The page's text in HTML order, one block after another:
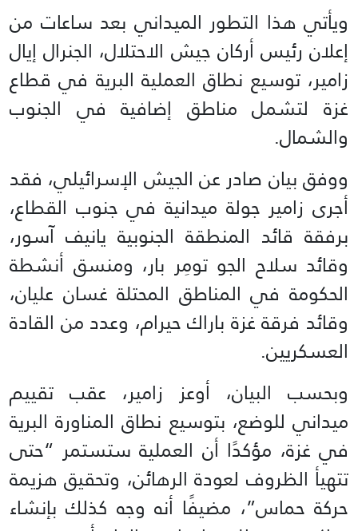
ويأتي هذا التطور الميداني بعد ساعات من
إعلان رئيس أركان جيش الاحتلال، الجنرال إيال
زامير، توسيع نطاق العملية البرية في قطاع
غزة لتشمل مناطق إضافية في الجنوب
والشمال.
ووفق بيان صادر عن الجيش الإسرائيلي، فقد
أجرى زامير جولة ميدانية في جنوب القطاع،
برفقة قائد المنطقة الجنوبية يانيف آسور،
وقائد سلاح الجو تومِر بار، ومنسق أنشطة
الحكومة في المناطق المحتلة غسان عليان،
وقائد فرقة غزة باراك حيرام، وعدد من القادة
العسكريين.
وبحسب البيان، أوعز زامير، عقب تقييم
ميداني للوضع، بتوسيع نطاق المناورة البرية
في غزة، مؤكدًا أن العملية ستستمر “حتى
تتهيأ الظروف لعودة الرهائن، وتحقيق هزيمة
حركة حماس”، مضيفًا أنه وجه كذلك بإنشاء